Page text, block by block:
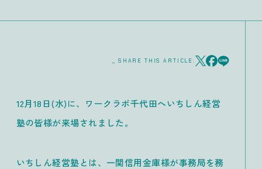
_ SHARE THIS ARTICLE:
12月18日(水)に、ワークラボ千代田へいちしん経営
塾の皆様が来場されました。
いちしん経営塾とは、一関信用金庫様が事務局を務